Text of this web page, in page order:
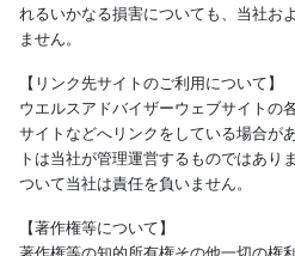
れるいかなる損害についても、当社お
ません。
【リンク先サイトのご利用について】
ウエルスアドバイザーウェブサイトの
サイトなどへリンクをしている場合が
トは当社が管理運営するものではあり
ついて当社は責任を負いません。
【著作権等について】